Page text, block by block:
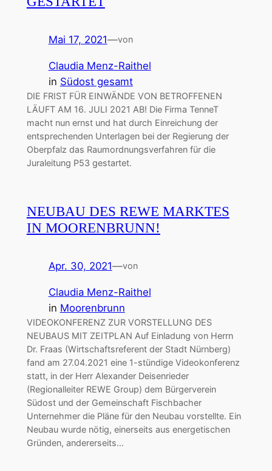
Mai 17, 2021—von
Claudia Menz-Raithel
in Südost gesamt
DIE FRIST FÜR EINWÄNDE VON BETROFFENEN
LÄUFT AM 16. JULI 2021 AB! Die Firma TenneT
macht nun ernst und hat durch Einreichung der
entsprechenden Unterlagen bei der Regierung der
Oberpfalz das Raumordnungsverfahren für die
Juraleitung P53 gestartet.
NEUBAU DES REWE MARKTES
IN MOORENBRUNN!
Apr. 30, 2021—von
Claudia Menz-Raithel
in Moorenbrunn
VIDEOKONFERENZ ZUR VORSTELLUNG DES
NEUBAUS MIT ZEITPLAN Auf Einladung von Herrn
Dr. Fraas (Wirtschaftsreferent der Stadt Nürnberg)
fand am 27.04.2021 eine 1-stündige Videokonferenz
statt, in der Herr Alexander Deisenrieder
(Regionalleiter REWE Group) dem Bürgerverein
Südost und der Gemeinschaft Fischbacher
Unternehmer die Pläne für den Neubau vorstellte. Ein
Neubau wurde nötig, einerseits aus energetischen
Gründen, andererseits…